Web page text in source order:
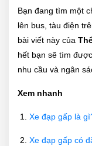
Bạn đang tìm một
lên bus, tàu điện
bài viết này của
hết bạn sẽ tìm
nhu cầu và ngân
Xem nhanh
Xe đạp gấp là
Xe đạp gấp có